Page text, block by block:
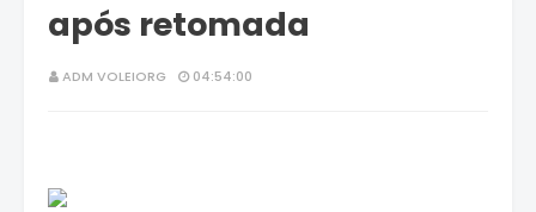
após retomada
ADM VOLEIORG 04:54:00